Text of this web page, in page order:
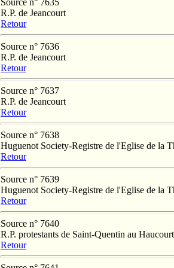
Source n° 7635
R.P. de Jeancourt
Retour
Source n° 7636
R.P. de Jeancourt
Retour
Source n° 7637
R.P. de Jeancourt
Retour
Source n° 7638
Huguenot Society-Registre de l'Eglise de la
Retour
Source n° 7639
Huguenot Society-Registre de l'Eglise de la
Retour
Source n° 7640
R.P. protestants de Saint-Quentin au Haucourt
Retour